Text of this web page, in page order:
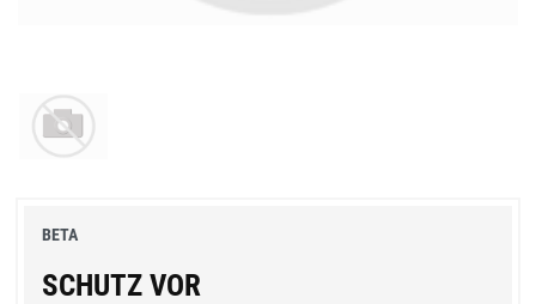
BETA
SCHUTZ VOR